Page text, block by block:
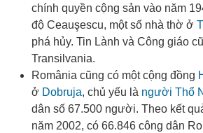
chính quyền cộng sản vào năm
độ Ceauşescu, một số nhà thờ ở
phá hủy. Tin Lành và Công giáo
Transilvania.
România cũng có một cộng đồng
ở Dobruja, chủ yếu là người Thổ
dân số 67.500 người. Theo kết
năm 2002, có 66.846 công dân